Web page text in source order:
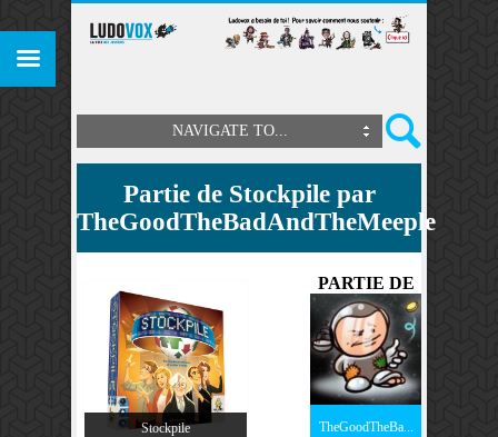
NAVIGATE TO...
Partie de Stockpile par
TheGoodTheBadAndTheMeeple
Stockpile
PARTIE DE
TheGoodTheBa...